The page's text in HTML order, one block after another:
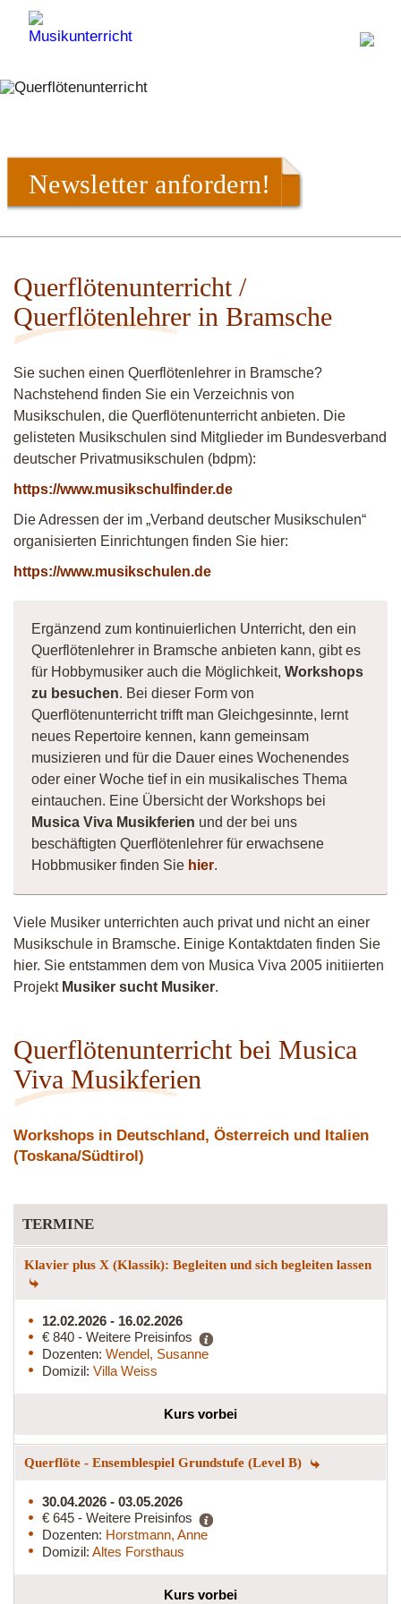
Newsletter anfordern!
Querflötenunterricht /
Querflötenlehrer in Bramsche
Sie suchen einen Querflötenlehrer in Bramsche?
Nachstehend finden Sie ein Verzeichnis von
Musikschulen, die Querflötenunterricht anbieten. Die
gelisteten Musikschulen sind Mitglieder im Bundesverband
deutscher Privatmusikschulen (bdpm):
https://www.musikschulfinder.de
Die Adressen der im „Verband deutscher Musikschulen“
organisierten Einrichtungen finden Sie hier:
https://www.musikschulen.de
Ergänzend zum kontinuierlichen Unterricht, den ein
Querflötenlehrer in Bramsche anbieten kann, gibt es
für Hobbymusiker auch die Möglichkeit, Workshops
zu besuchen. Bei dieser Form von
Querflötenunterricht trifft man Gleichgesinnte, lernt
neues Repertoire kennen, kann gemeinsam
musizieren und für die Dauer eines Wochenendes
oder einer Woche tief in ein musikalisches Thema
eintauchen. Eine Übersicht der Workshops bei
Musica Viva Musikferien und der bei uns
beschäftigten Querflötenlehrer für erwachsene
Hobbmusiker finden Sie hier.
Viele Musiker unterrichten auch privat und nicht an einer
Musikschule in Bramsche. Einige Kontaktdaten finden Sie
hier. Sie entstammen dem von Musica Viva 2005 initiierten
Projekt Musiker sucht Musiker.
Querflötenunterricht bei Musica
Viva Musikferien
Workshops in Deutschland, Österreich und Italien
(Toskana/Südtirol)
TERMINE
Klavier plus X (Klassik): Begleiten und sich begleiten lassen
12.02.2026 - 16.02.2026
€ 840 - Weitere Preisinfos
Dozenten: Wendel, Susanne
Domizil: Villa Weiss
Kurs vorbei
Querflöte - Ensemblespiel Grundstufe (Level B)
30.04.2026 - 03.05.2026
€ 645 - Weitere Preisinfos
Dozenten: Horstmann, Anne
Domizil: Altes Forsthaus
Kurs vorbei